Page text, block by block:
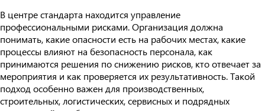
В центре стандарта находится управление
профессиональными рисками. Организация должна
понимать, какие опасности есть на рабочих местах, какие
процессы влияют на безопасность персонала, как
принимаются решения по снижению рисков, кто отвечает за
мероприятия и как проверяется их результативность. Такой
подход особенно важен для производственных,
строительных, логистических, сервисных и подрядных